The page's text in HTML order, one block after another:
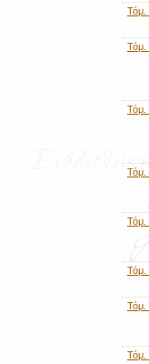
Τόμ.
Τόμ.
Τόμ.
Τόμ.
Τόμ.
Τόμ.
Τόμ.
Τόμ.